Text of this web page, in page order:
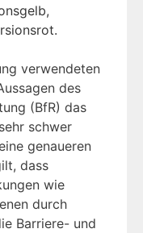
verwendeten
des
(BfR) das
schwer
genaueren
dass
wie
durch
Barriere- und